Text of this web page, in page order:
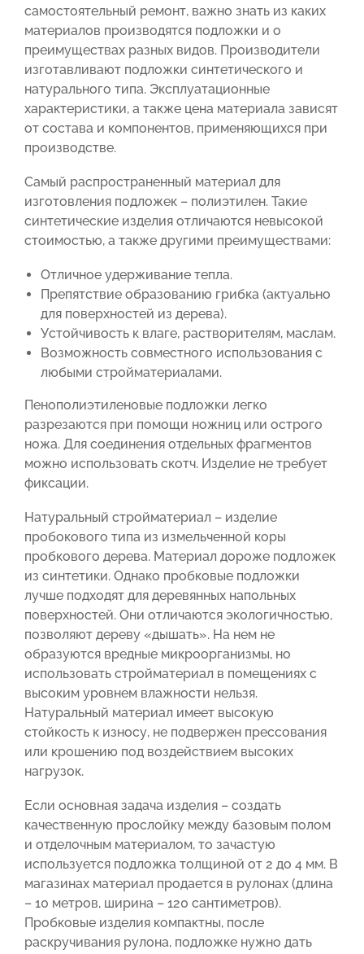
самостоятельный ремонт, важно знать из каких
материалов производятся подложки и о
преимуществах разных видов. Производители
изготавливают подложки синтетического и
натурального типа. Эксплуатационные
характеристики, а также цена материала зависят
от состава и компонентов, применяющихся при
производстве.
Самый распространенный материал для
изготовления подложек – полиэтилен. Такие
синтетические изделия отличаются невысокой
стоимостью, а также другими преимуществами:
Отличное удерживание тепла.
Препятствие образованию грибка (актуально
для поверхностей из дерева).
Устойчивость к влаге, растворителям, маслам.
Возможность совместного использования с
любыми стройматериалами.
Пенополиэтиленовые подложки легко
разрезаются при помощи ножниц или острого
ножа. Для соединения отдельных фрагментов
можно использовать скотч. Изделие не требует
фиксации.
Натуральный стройматериал – изделие
пробокового типа из измельченной коры
пробкового дерева. Материал дороже подложек
из синтетики. Однако пробковые подложки
лучше подходят для деревянных напольных
поверхностей. Они отличаются экологичностью,
позволяют дереву «дышать». На нем не
образуются вредные микроорганизмы, но
использовать стройматериал в помещениях с
высоким уровнем влажности нельзя.
Натуральный материал имеет высокую
стойкость к износу, не подвержен прессования
или крошению под воздействием высоких
нагрузок.
Если основная задача изделия – создать
качественную прослойку между базовым полом
и отделочным материалом, то зачастую
используется подложка толщиной от 2 до 4 мм. В
магазинах материал продается в рулонах (длина
– 10 метров, ширина – 120 сантиметров).
Пробковые изделия компактны, после
раскручивания рулона, подложке нужно дать